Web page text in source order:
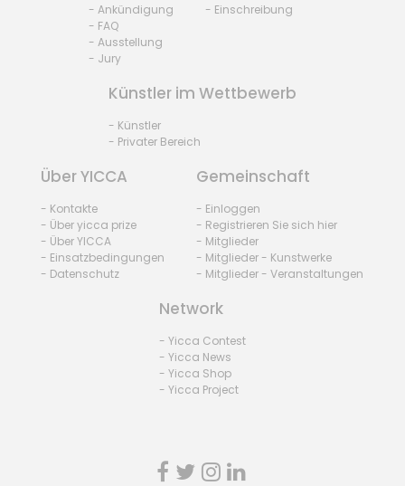
- Ankündigung
- FAQ
- Ausstellung
- Jury
- Einschreibung
Künstler im Wettbewerb
- Künstler
- Privater Bereich
Über YICCA
- Kontakte
- Über yicca prize
- Über YICCA
- Einsatzbedingungen
- Datenschutz
Gemeinschaft
- Einloggen
- Registrieren Sie sich hier
- Mitglieder
- Mitglieder - Kunstwerke
- Mitglieder - Veranstaltungen
Network
- Yicca Contest
- Yicca News
- Yicca Shop
- Yicca Project